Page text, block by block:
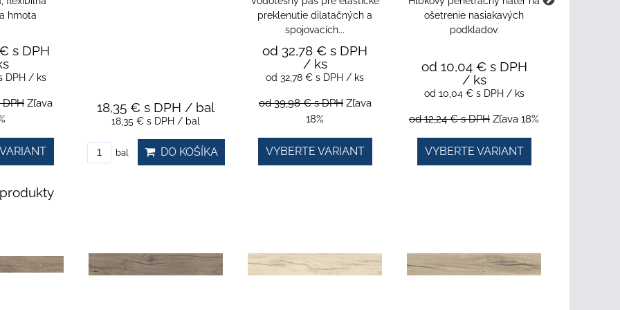
hmota
s DPH
DPH / ks
DPH Zľava
18,35 € s DPH / bal
18,35 € s DPH / bal
bal DO KOŠÍKA
preklenutie dilatačných a
spojovacích...
od 32,78 € s DPH
/ ks
od 32,78 € s DPH / ks
od 39,98 €s DPH Zľava
18%
VYBERTE VARIANT
ošetrenie nasiakavých
podkladov.
od 10,04 € s DPH
/ ks
od 10,04 € s DPH / ks
od 12,24 €s DPH Zľava 18%
VYBERTE VARIANT